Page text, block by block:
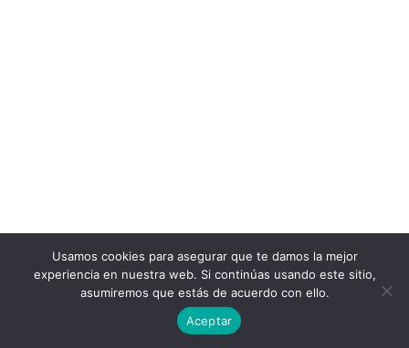
Usamos cookies para asegurar que te damos la mejor
experiencia en nuestra web. Si continúas usando este sitio,
asumiremos que estás de acuerdo con ello.
Aceptar